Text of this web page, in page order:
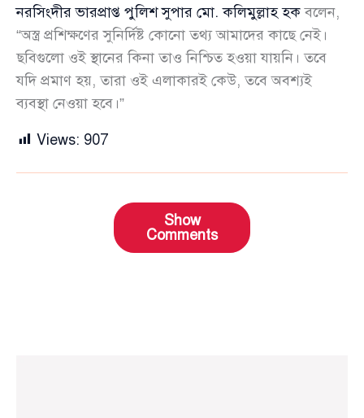
নরসিংদীর ভারপ্রাপ্ত পুলিশ সুপার মো. কলিমুল্লাহ হকবলেন,
“অস্ত্র প্রশিক্ষণের সুনির্দিষ্ট কোনো তথ্য আমাদের কাছে নেই।
ছবিগুলো ওই স্থানের কিনা তাও নিশ্চিত হওয়া যায়নি। তবে
যদি প্রমাণ হয়, তারা ওই এলাকারই কেউ, তবে অবশ্যই
ব্যবস্থা নেওয়া হবে।”
Views: 907
Show
Comments